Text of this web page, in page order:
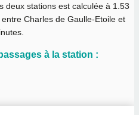
deux stations est calculée à 1.53
Charles de Gaulle-Etoile et
à la station :